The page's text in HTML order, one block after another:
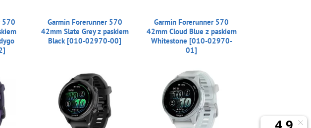
570
Garmin Forerunner 570
42mm Slate Grey z paskiem
Black [010-02970-00]
Garmin Forerunner 570
42mm Cloud Blue z paskiem
Whitestone [010-02970-
01]